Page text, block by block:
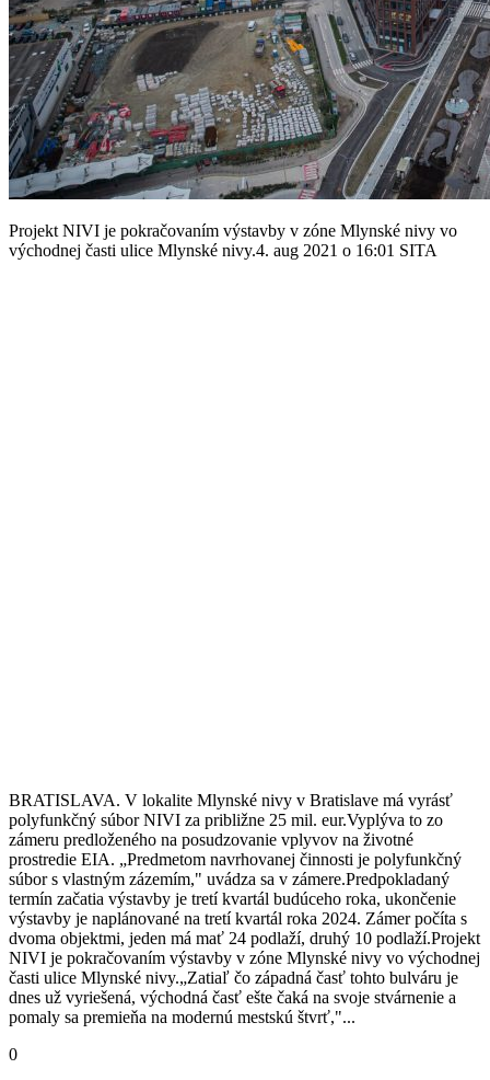
Projekt NIVI je pokračovaním výstavby v zóne Mlynské nivy vo
východnej časti ulice Mlynské nivy.4. aug 2021 o 16:01 SITA
BRATISLAVA. V lokalite Mlynské nivy v Bratislave má vyrásť
polyfunkčný súbor NIVI za približne 25 mil. eur.Vyplýva to zo
zámeru predloženého na posudzovanie vplyvov na životné
prostredie EIA. „Predmetom navrhovanej činnosti je polyfunkčný
súbor s vlastným zázemím," uvádza sa v zámere.Predpokladaný
termín začatia výstavby je tretí kvartál budúceho roka, ukončenie
výstavby je naplánované na tretí kvartál roka 2024. Zámer počíta s
dvoma objektmi, jeden má mať 24 podlaží, druhý 10 podlaží.Projekt
NIVI je pokračovaním výstavby v zóne Mlynské nivy vo východnej
časti ulice Mlynské nivy.„Zatiaľ čo západná časť tohto bulváru je
dnes už vyriešená, východná časť ešte čaká na svoje stvárnenie a
pomaly sa premieňa na modernú mestskú štvrť,"...
0